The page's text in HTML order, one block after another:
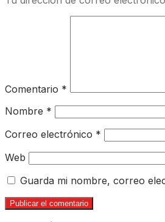
Comentario *
Nombre *
Correo electrónico *
Web
Guarda mi nombre, correo